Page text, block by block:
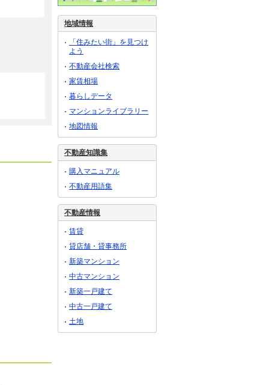
地域情報
「住みたい街」を見つけ
よう
不動産会社検索
家賃相場
暮らしデータ
マンションライブラリー
地図情報
不動産知識集
購入マニュアル
不動産用語集
不動産情報
賃貸
貸店舗・貸事務所
新築マンション
中古マンション
新築一戸建て
中古一戸建て
土地